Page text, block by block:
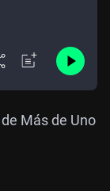
Más de Uno